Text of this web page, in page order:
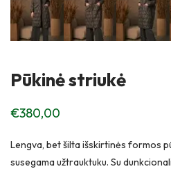
Pūkinė striukė
€380,00
Lengva, bet šilta išskirtinės formos
susegama užtrauktuku. Su